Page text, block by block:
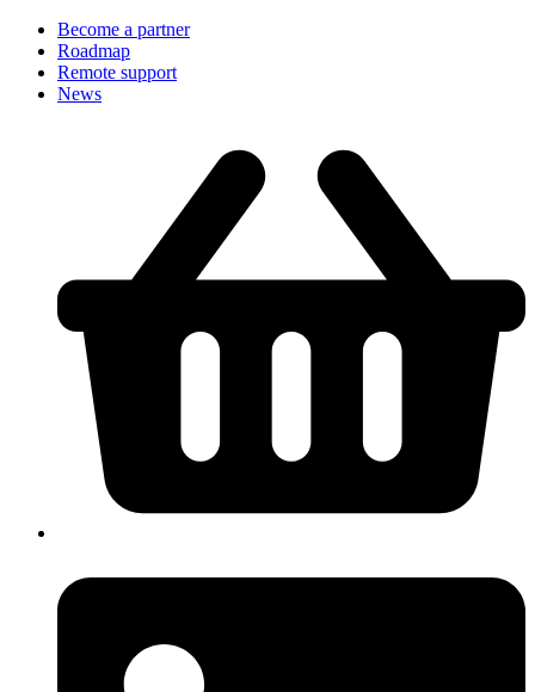
Become a partner
Roadmap
Remote support
News